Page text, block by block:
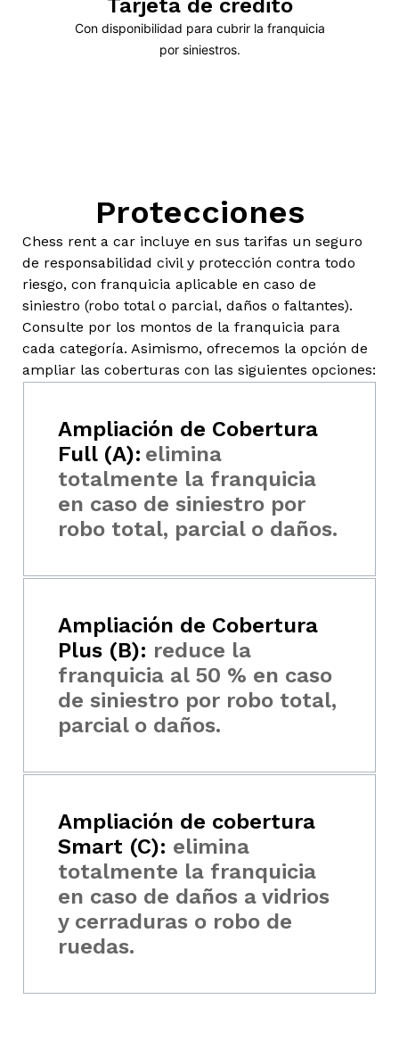
Tarjeta de crédito
Con disponibilidad para cubrir la franquicia
por siniestros.
Protecciones
Chess rent a car incluye en sus tarifas un seguro
de responsabilidad civil y protección contra todo
riesgo, con franquicia aplicable en caso de
siniestro (robo total o parcial, daños o faltantes).
Consulte por los montos de la franquicia para
cada categoría. Asimismo, ofrecemos la opción de
ampliar las coberturas con las siguientes opciones:
Ampliación de Cobertura
Full (A): elimina
totalmente la franquicia
en caso de siniestro por
robo total, parcial o daños.
Ampliación de Cobertura
Plus (B): reduce la
franquicia al 50 % en caso
de siniestro por robo total,
parcial o daños.
Ampliación de cobertura
Smart (C): elimina
totalmente la franquicia
en caso de daños a vidrios
y cerraduras o robo de
ruedas.